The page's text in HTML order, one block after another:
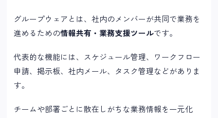
グループウェアとは、社内のメンバーが共同で業務を
進めるための情報共有・業務支援ツールです。
代表的な機能には、スケジュール管理、ワークフロー
申請、掲示板、社内メール、タスク管理などがありま
す。
チームや部署ごとに散在しがちな業務情報を一元化